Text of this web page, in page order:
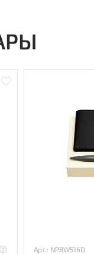
Арт.: NPBW516D